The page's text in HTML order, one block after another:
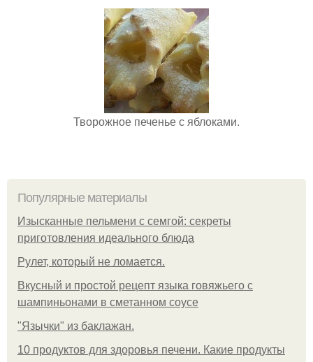
Творожное печенье с яблоками.
Популярные материалы
Изысканные пельмени с семгой: секреты
приготовления идеального блюда
Рулет, который не ломается.
Вкусный и простой рецепт языка говяжьего с
шампиньонами в сметанном соусе
"Язычки" из баклажан.
10 продуктов для здоровья печени. Какие продукты